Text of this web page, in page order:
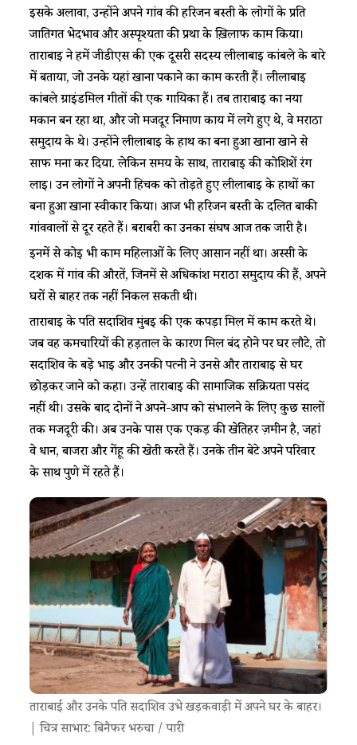
इसके अलावा, उन्होंने अपने गांव की हरिजन बस्ती के लोगों के प्रति
जातिगत भेदभाव और अस्पृश्यता की प्रथा के ख़िलाफ काम किया।
ताराबाई ने हमें जीडीएस की एक दूसरी सदस्य लीलाबाई कांबले के बारे
में बताया, जो उनके यहां खाना पकाने का काम करती हैं। लीलाबाई
कांबले ग्राइंडमिल गीतों की एक गायिका हैं। तब ताराबाई का नया
मकान बन रहा था, और जो मजदूर निर्माण कार्य में लगे हुए थे, वे मराठा
समुदाय के थे। उन्होंने लीलाबाई के हाथ का बना हुआ खाना खाने से
साफ मना कर दिया. लेकिन समय के साथ, ताराबाई की कोशिशें रंग
लाई। उन लोगों ने अपनी हिचक को तोड़ते हुए लीलाबाई के हाथों का
बना हुआ खाना स्वीकार किया। आज भी हरिजन बस्ती के दलित बाकी
गांववालों से दूर रहते हैं। बराबरी का उनका संघर्ष आज तक जारी है।
इनमें से कोई भी काम महिलाओं के लिए आसान नहीं था। अस्सी के
दशक में गांव की औरतें, जिनमें से अधिकांश मराठा समुदाय की हैं, अपने
घरों से बाहर तक नहीं निकल सकती थी।
ताराबाई के पति सदाशिव मुंबई की एक कपड़ा मिल में काम करते थे।
जब वह कर्मचारियों की हड़ताल के कारण मिल बंद होने पर घर लौटे, तो
सदाशिव के बड़े भाई और उनकी पत्नी ने उनसे और ताराबाई से घर
छोड़कर जाने को कहा। उन्हें ताराबाई की सामाजिक सक्रियता पसंद
नहीं थी। उसके बाद दोनों ने अपने-आप को संभालने के लिए कुछ सालों
तक मजदूरी की। अब उनके पास एक एकड़ की खेतिहर ज़मीन है, जहां
वे धान, बाजरा और गेंहू की खेती करते हैं। उनके तीन बेटे अपने परिवार
के साथ पुणे में रहते हैं।
ताराबाई और उनके पति सदाशिव उभे खड़कवाड़ी में अपने घर के बाहर।
| चित्र साभार: बिनैफर भरुचा / पारी